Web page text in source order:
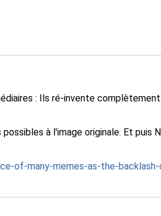
: Ils ré-invente
à l'image originale. Et puis
of-many-memes-as-the-